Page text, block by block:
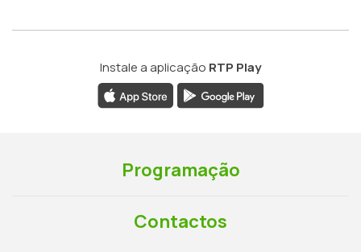
Instale a aplicação RTP Play
Programação
Contactos